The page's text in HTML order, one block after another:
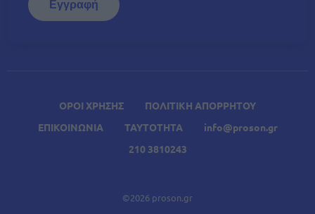
ΟΡΟΙ ΧΡΗΣΗΣ
ΠΟΛΙΤΙΚΗ ΑΠΟΡΡΗΤΟΥ
ΕΠΙΚΟΙΝΩΝΙΑ
ΤΑΥΤΟΤΗΤΑ
info@proson.gr
210 3810243
©2026 proson.gr